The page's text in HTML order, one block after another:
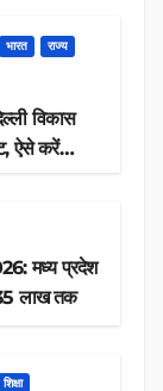
भारत राज्य
विकास
ऐसे करें
मध्य प्रदेश
लाख तक
शिक्षा